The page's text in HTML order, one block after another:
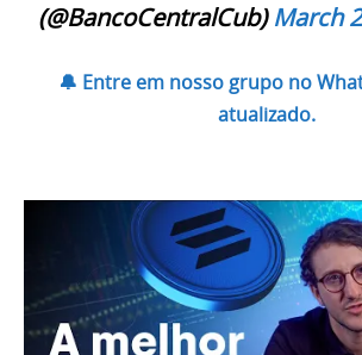
(@BancoCentralCub)March
🔔 Entre em nosso grupo no
atualizado.